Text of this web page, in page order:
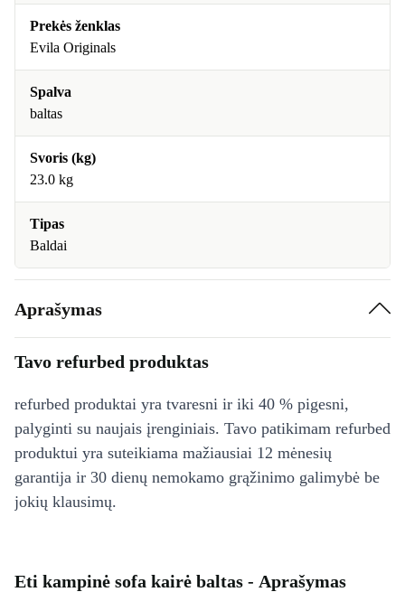
Prekės ženklas
Evila Originals
Spalva
baltas
Svoris (kg)
23.0 kg
Tipas
Baldai
Aprašymas
Tavo refurbed produktas
refurbed produktai yra tvaresni ir iki 40 % pigesni,
palyginti su naujais įrenginiais. Tavo patikimam refurbed
produktui yra suteikiama mažiausiai 12 mėnesių
garantija ir 30 dienų nemokamo grąžinimo galimybė be
jokių klausimų.
Eti kampinė sofa kairė baltas - Aprašymas